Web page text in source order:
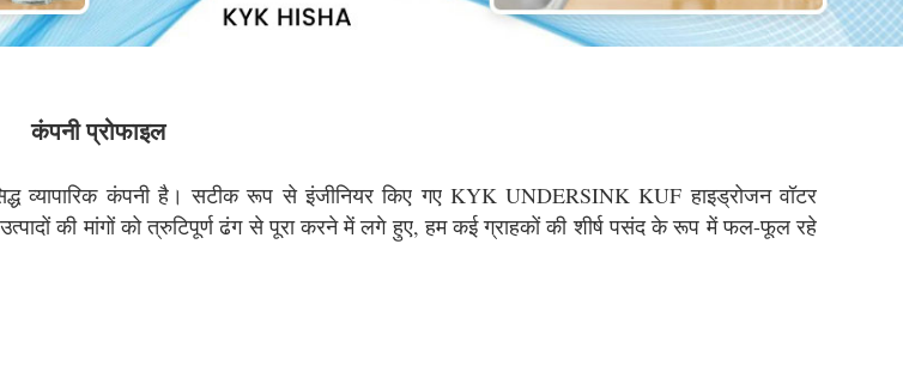
कंपनी प्रोफाइल
व्यापारिक कंपनी है। सटीक रूप से इंजीनियर किए गए KYK UNDERSINK KUF हाइड्रोजन वॉटर
की मांगों को त्रुटिपूर्ण ढंग से पूरा करने में लगे हुए, हम कई ग्राहकों की शीर्ष पसंद के रूप में फल-फूल रहे